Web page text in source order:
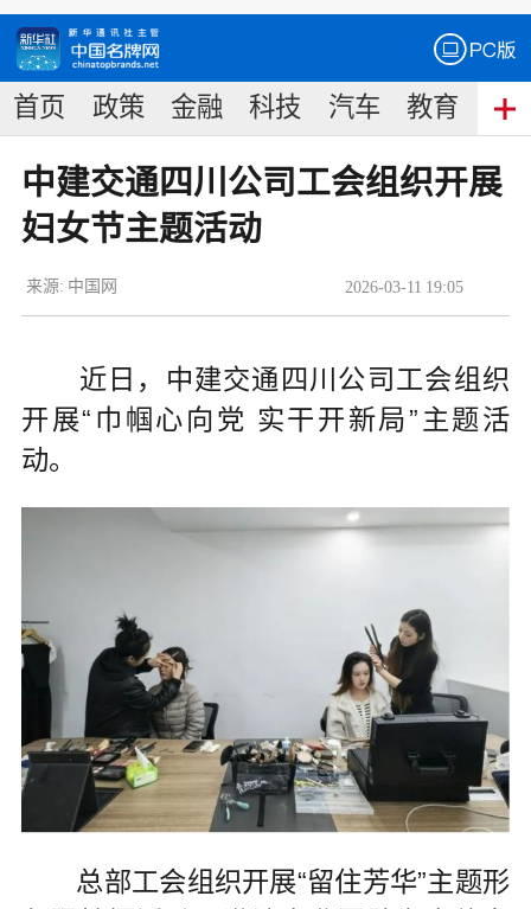
首页 政策 金融 科技 汽车 教育 食
中建交通四川公司工会组织开展
妇女节主题活动
2026-03-11 19:05
来源: 中国网
近日，中建交通四川公司工会组织
开展“巾帼心向党 实干开新局”主题活
动。
总部工会组织开展“留住芳华”主题形